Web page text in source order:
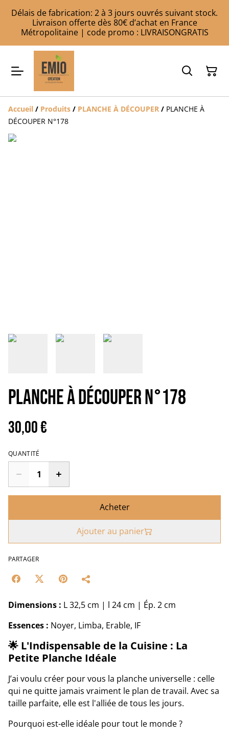
Délais de fabrication: 2 à 3 jours ouvrés suivant stock.
Livraison offerte dès 80€ d’achat en France
Métropolitaine | code promo : LIVRAISONGRATIS
Accueil / Produits / PLANCHE À DÉCOUPER / PLANCHE À
DÉCOUPER N°178
PLANCHE À DÉCOUPER N°178
30,00 €
QUANTITÉ
Acheter
Ajouter au panier
PARTAGER
Dimensions : L 32,5 cm | l 24 cm | Ép. 2 cm
Essences : Noyer, Limba, Erable, IF
🌟 L'Indispensable de la Cuisine : La
Petite Planche Idéale
J’ai voulu créer pour vous la planche universelle : celle
qui ne quitte jamais vraiment le plan de travail. Avec sa
taille parfaite, elle est l'alliée de tous les jours.
Pourquoi est-elle idéale pour tout le monde ?